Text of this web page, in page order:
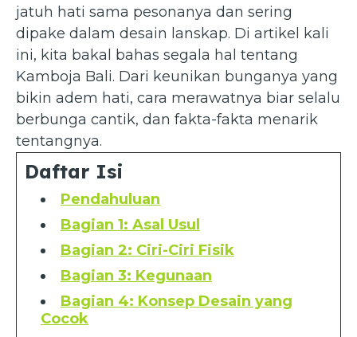
jatuh hati sama pesonanya dan sering
dipake dalam desain lanskap. Di artikel kali
ini, kita bakal bahas segala hal tentang
Kamboja Bali. Dari keunikan bunganya yang
bikin adem hati, cara merawatnya biar selalu
berbunga cantik, dan fakta-fakta menarik
tentangnya.
Daftar Isi
Pendahuluan
Bagian 1: Asal Usul
Bagian 2: Ciri-Ciri Fisik
Bagian 3: Kegunaan
Bagian 4: Konsep Desain yang
Cocok